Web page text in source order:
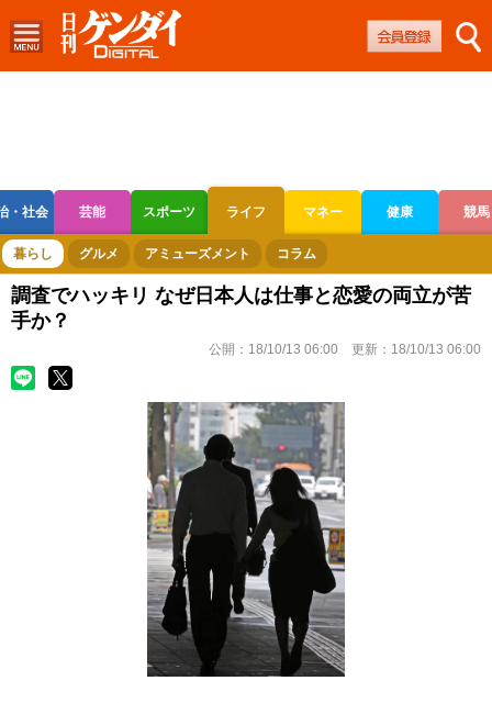
・社会 芸能 スポーツ ライフ マネー 健康 競馬
ボートレース 競輪 オートレース
暮らし グルメ アミューズメント コラム
調査でハッキリ なぜ日本人は仕事と恋愛の両立が苦
手か？
公開： 18/10/13 06:00 更新： 18/10/13 06:00